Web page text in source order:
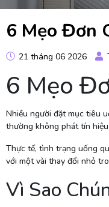
6 Mẹo Đơn
21 tháng 06 2026
6 Mẹo
Nhiều người đặt mục tiêu
thường không phát tín
Thực tế, tình trạng uống
với một vài thay đổi nhỏ
Vì Sao